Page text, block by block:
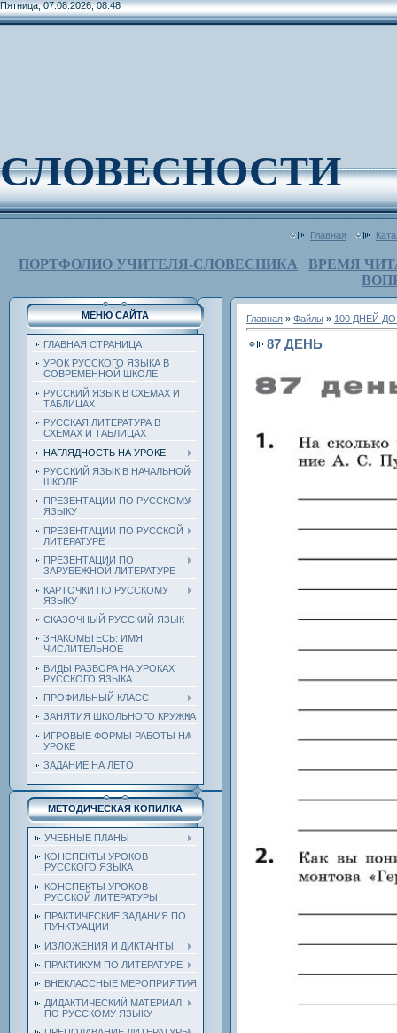
Пятница, 07.08.2026, 08:48
СЛОВЕСНОСТИ
Главная
ПОРТФОЛИО УЧИТЕЛЯ-СЛОВЕСНИКА
ВРЕМЯ
МЕНЮ САЙТА
ГЛАВНАЯ СТРАНИЦА
УРОК РУССКОГО ЯЗЫКА В
СОВРЕМЕННОЙ ШКОЛЕ
РУССКИЙ ЯЗЫК В СХЕМАХ И
ТАБЛИЦАХ
РУССКАЯ ЛИТЕРАТУРА В
СХЕМАХ И ТАБЛИЦАХ
НАГЛЯДНОСТЬ НА УРОКЕ
РУССКИЙ ЯЗЫК В НАЧАЛЬНОЙ
ШКОЛЕ
ПРЕЗЕНТАЦИИ ПО РУССКОМУ
ЯЗЫКУ
ПРЕЗЕНТАЦИИ ПО РУССКОЙ
ЛИТЕРАТУРЕ
ПРЕЗЕНТАЦИИ ПО
ЗАРУБЕЖНОЙ ЛИТЕРАТУРЕ
КАРТОЧКИ ПО РУССКОМУ
ЯЗЫКУ
СКАЗОЧНЫЙ РУССКИЙ ЯЗЫК
ЗНАКОМЬТЕСЬ: ИМЯ
ЧИСЛИТЕЛЬНОЕ
ВИДЫ РАЗБОРА НА УРОКАХ
РУССКОГО ЯЗЫКА
ПРОФИЛЬНЫЙ КЛАСС
ЗАНЯТИЯ ШКОЛЬНОГО КРУЖКА
ИГРОВЫЕ ФОРМЫ РАБОТЫ НА
УРОКЕ
ЗАДАНИЕ НА ЛЕТО
МЕТОДИЧЕСКАЯ КОПИЛКА
УЧЕБНЫЕ ПЛАНЫ
КОНСПЕКТЫ УРОКОВ
РУССКОГО ЯЗЫКА
КОНСПЕКТЫ УРОКОВ
РУССКОЙ ЛИТЕРАТУРЫ
ПРАКТИЧЕСКИЕ ЗАДАНИЯ ПО
ПУНКТУАЦИИ
ИЗЛОЖЕНИЯ И ДИКТАНТЫ
ПРАКТИКУМ ПО ЛИТЕРАТУРЕ
ВНЕКЛАССНЫЕ МЕРОПРИЯТИЯ
ДИДАКТИЧЕСКИЙ МАТЕРИАЛ
ПО РУССКОМУ ЯЗЫКУ
Главная » Файлы » 100 ДНЕЙ
87 ДЕНЬ